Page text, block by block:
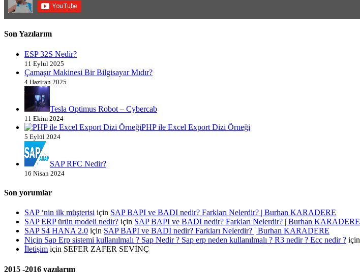
Son Yazılarım
ESP 32S Nedir?
11 Eylül 2025
Çamaşır Makinesi Bir Bilgisayar Mıdır?
4 Haziran 2025
Tesla Optimus Robot – Cybercab
11 Ekim 2024
PHP ile Excel Export Dizi Örneği
5 Eylül 2024
SAP RFC Nedir?
16 Nisan 2024
Son yorumlar
SAP ‘nin ilk müşterisi için SAP BAPI ve BADI nedir? Farkları Nelerdir? | Burhan KARADERE
SAP ERP ürün modeli nedir? için SAP BAPI ve BADI nedir? Farkları Nelerdir? | Burhan KARADERE
SAP S4 HANA 2.0 için SAP BAPI ve BADI nedir? Farkları Nelerdir? | Burhan KARADERE
Niçin Sap Erp sistemi kullanılmalı ? Sap Nedir ? Sap erp neden kullanılmalı ? R3 nedir ? Ecc nedir ? için
İletişim için SEFER ZAFER SEVİNÇ
2015 -2016 yazılarım